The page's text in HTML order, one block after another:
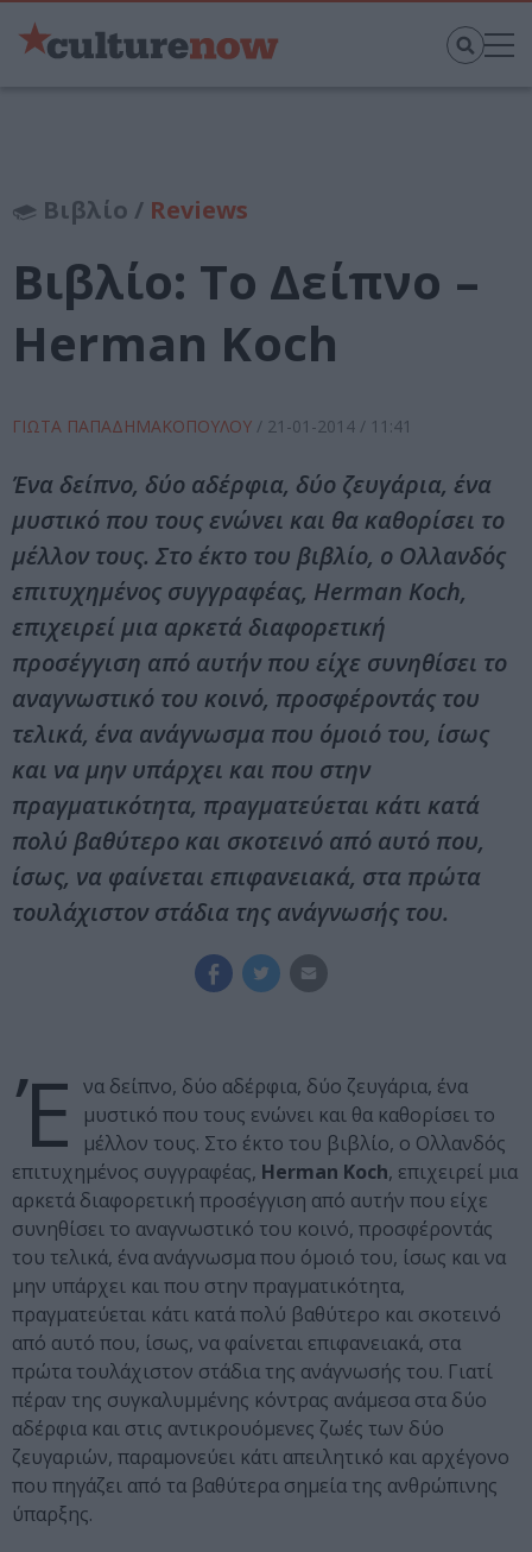
Βιβλίο / Reviews
Βιβλίο: Το Δείπνο –
Herman Koch
ΓΙΩΤΑ ΠΑΠΑΔΗΜΑΚΟΠΟΥΛΟΥ / 21-01-2014 / 11:41
Ένα δείπνο, δύο αδέρφια, δύο ζευγάρια, ένα
μυστικό που τους ενώνει και θα καθορίσει το
μέλλον τους. Στο έκτο του βιβλίο, ο Ολλανδός
επιτυχημένος συγγραφέας, Herman Koch,
επιχειρεί μια αρκετά διαφορετική
προσέγγιση από αυτήν που είχε συνηθίσει το
αναγνωστικό του κοινό, προσφέροντάς του
τελικά, ένα ανάγνωσμα που όμοιό του, ίσως
και να μην υπάρχει και που στην
πραγματικότητα, πραγματεύεται κάτι κατά
πολύ βαθύτερο και σκοτεινό από αυτό που,
ίσως, να φαίνεται επιφανειακά, στα πρώτα
τουλάχιστον στάδια της ανάγνωσής του.
Έ να δείπνο, δύο αδέρφια, δύο ζευγάρια, ένα
μυστικό που τους ενώνει και θα καθορίσει το
μέλλον τους. Στο έκτο του βιβλίο, ο Ολλανδός
επιτυχημένος συγγραφέας, Herman Koch, επιχειρεί μια
αρκετά διαφορετική προσέγγιση από αυτήν που είχε
συνηθίσει το αναγνωστικό του κοινό, προσφέροντάς
του τελικά, ένα ανάγνωσμα που όμοιό του, ίσως και να
μην υπάρχει και που στην πραγματικότητα,
πραγματεύεται κάτι κατά πολύ βαθύτερο και σκοτεινό
από αυτό που, ίσως, να φαίνεται επιφανειακά, στα
πρώτα τουλάχιστον στάδια της ανάγνωσής του. Γιατί
πέραν της συγκαλυμμένης κόντρας ανάμεσα στα δύο
αδέρφια και στις αντικρουόμενες ζωές των δύο
ζευγαριών, παραμονεύει κάτι απειλητικό και αρχέγονο
που πηγάζει από τα βαθύτερα σημεία της ανθρώπινης
ύπαρξης.